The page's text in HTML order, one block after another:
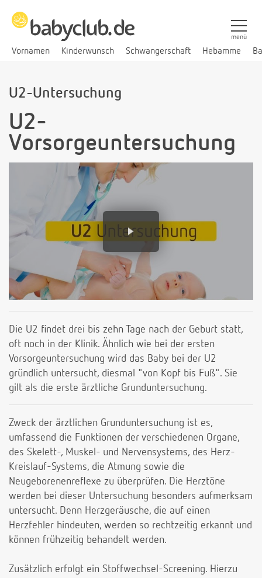
Vornamen Kinderwunsch Schwangerschaft Hebamme
menü
U2-Untersuchung
U2-
Vorsorgeuntersuchung
Die U2 findet drei bis zehn Tage nach der Geburt statt,
oft noch in der Klinik. Ähnlich wie bei der ersten
Vorsorgeuntersuchung wird das Baby bei der U2
gründlich untersucht, diesmal "von Kopf bis Fuß". Sie
gilt als die erste ärztliche Grunduntersuchung.
Zweck der ärztlichen Grunduntersuchung ist es,
umfassend die Funktionen der verschiedenen Organe,
des Skelett-, Muskel- und Nervensystems, des Herz-
Kreislauf-Systems, die Atmung sowie die
Neugeborenenreflexe zu überprüfen. Die Herztöne
werden bei dieser Untersuchung besonders aufmerksam
untersucht. Denn Herzgeräusche, die auf einen
Herzfehler hindeuten, werden so rechtzeitig erkannt und
können frühzeitig behandelt werden.
Zusätzlich erfolgt ein Stoffwechsel-Screening. Hierzu